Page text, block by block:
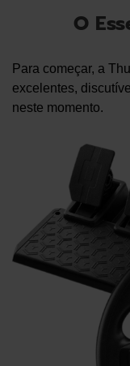
O
Para começar, a
excelentes,
neste momento.